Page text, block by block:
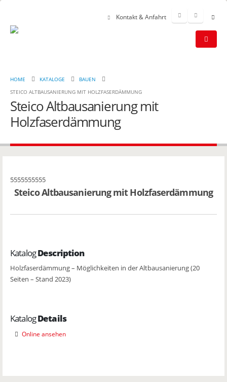
Kontakt & Anfahrt
HOME KATALOGE
BAUEN
STEICO ALTBAUSANIERUNG MIT HOLZFASERDÄMMUNG
Steico Altbausanierung mit
Holzfaserdämmung
5555555555
Steico Altbausanierung mit Holzfaserdämmung
KatalogDescription
Holzfaserdämmung – Möglichkeiten in der Altbausanierung (20
Seiten – Stand 2023)
KatalogDetails
Online ansehen